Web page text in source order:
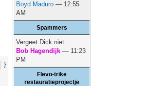
}
Boyd Maduro — 12:55
AM
Spammers
Vergeet Dick niet…
Bob Hagendijk — 11:23
PM
Flevo-trike
restauratieprojectje